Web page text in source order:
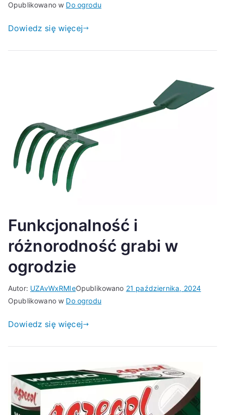
Opublikowano w Do ogrodu
Dowiedz się więcej
Funkcjonalność i
różnorodność grabi w
ogrodzie
Autor: UZAvWxRMIeOpublikowano 21 października, 2024
Opublikowano w Do ogrodu
Dowiedz się więcej